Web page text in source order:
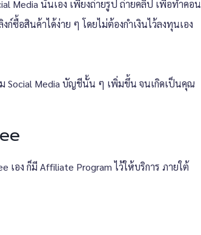
Media นั่นเอง เพียงถ่ายรูป ถ่ายคลิป เพื่อทำคอน
อสินค้าได้ง่าย ๆ โดยไม่ต้องกำเงินไว้ลงทุนเอง
Social Media บัญชีนั้น ๆ เพิ่มขึ้น จนเกิดเป็นคุณ
อง ก็มี Affiliate Program ไว้ให้บริการ ภายใต้